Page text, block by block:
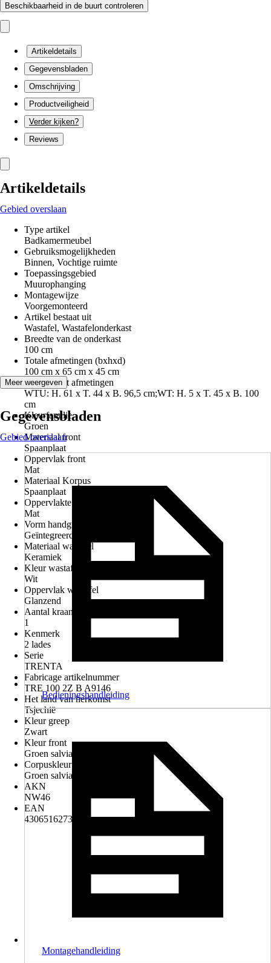
Beschikbaarheid in de buurt controleren
Artikeldetails
Gegevensbladen
Omschrijving
Productveiligheid
Verder kijken?
Reviews
Artikeldetails
Gebied overslaan
Type artikel
Badkamermeubel
Gebruiksmogelijkheden
Binnen, Vochtige ruimte
Toepassingsgebied
Muurophanging
Montagewijze
Voorgemonteerd
Artikel bestaat uit
Wastafel, Wastafelonderkast
Breedte van de onderkast
100 cm
Totale afmetingen (bxhxd)
100 cm x 65 cm x 45 cm
Component afmetingen
WTU: H. 61 x T. 44 x B. 96,5 cm;WT: H. 5 x T. 45 x B. 100
cm
Kleurfamilie
Groen
Materiaal front
Spaanplaat
Oppervlak front
Mat
Materiaal Korpus
Spaanplaat
Oppervlakte corpus
Mat
Vorm handgreep
Geïntegreerde metaalgreep
Materiaal wastafel
Keramiek
Kleur wastafel
Wit
Oppervlak wastafel
Glanzend
Aantal kraangaten
1
Kenmerk
2 lades
Serie
TRENTA
Fabricage artikelnummer
TRE 100 2Z B A9146
Het land van herkomst
Tsjechië
Kleur greep
Zwart
Kleur front
Groen salvia
Corpuskleur
Groen salvia
AKN
NW46
EAN
4306516273850
Meer weergeven
Gegevensbladen
Gebied overslaan
Bedieningshandleiding
Montagehandleiding